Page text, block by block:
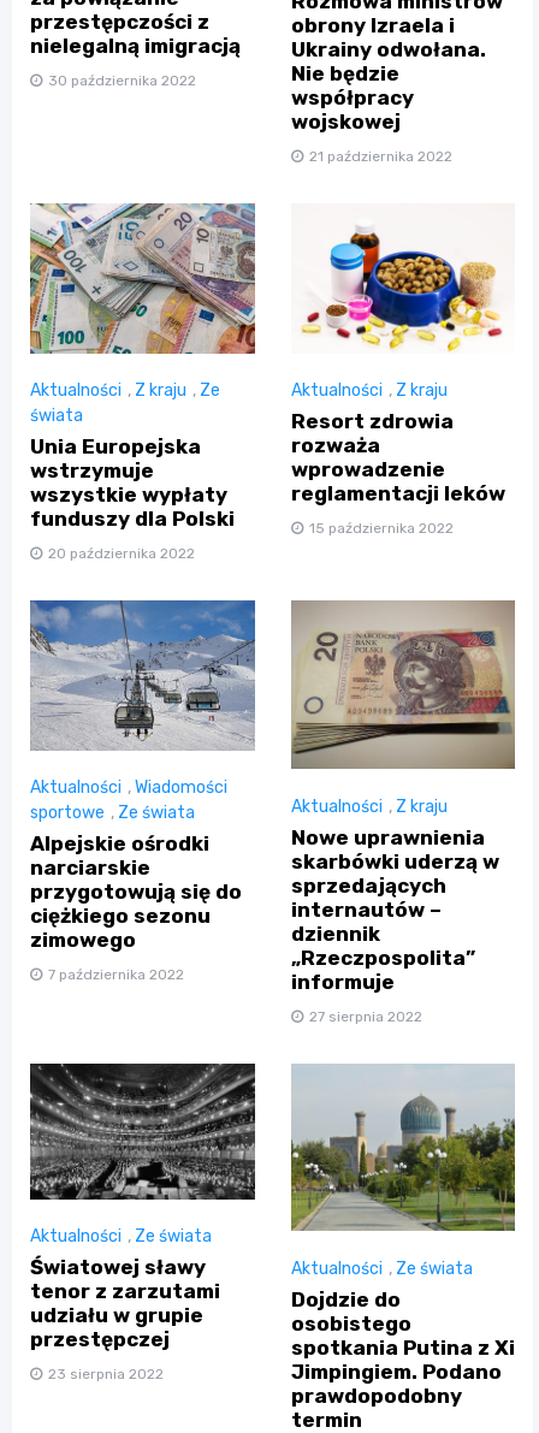
przestępczości z
nielegalną imigracją
30 października 2022
obrony Izraela i
Ukrainy odwołana.
Nie będzie
współpracy
wojskowej
21 października 2022
Aktualności , Z kraju , Ze
świata
Unia Europejska
wstrzymuje
wszystkie wypłaty
funduszy dla Polski
20 października 2022
Aktualności , Z kraju
Resort zdrowia
rozważa
wprowadzenie
reglamentacji leków
15 października 2022
Aktualności ,Wiadomości
sportowe , Ze świata
Alpejskie ośrodki
narciarskie
przygotowują się do
ciężkiego sezonu
zimowego
7 października 2022
Aktualności , Z kraju
Nowe uprawnienia
skarbówki uderzą w
sprzedających
internautów –
dziennik
„Rzeczpospolita”
informuje
27 sierpnia 2022
Aktualności , Ze świata
Światowej sławy
tenor z zarzutami
udziału w grupie
przestępczej
23 sierpnia 2022
Aktualności , Ze świata
Dojdzie do
osobistego
spotkania Putina z Xi
Jimpingiem. Podano
prawdopodobny
termin